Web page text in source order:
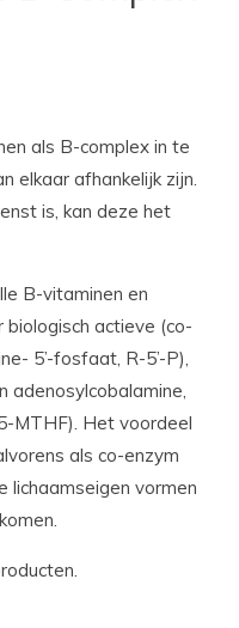
als B-complex in te
elkaar afhankelijk zijn.
is, kan deze het
B-vitaminen en
actieve (co-
5’-fosfaat, R-5’-P),
adenosylcobalamine,
MTHF). Het voordeel
als co-enzym
lichaamseigen vormen